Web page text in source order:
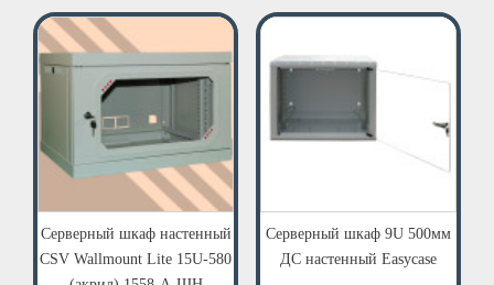
Серверный шкаф настенный
CSV Wallmount Lite 15U-580
Серверный шкаф 9U 500мм
ДC настенный Easycase